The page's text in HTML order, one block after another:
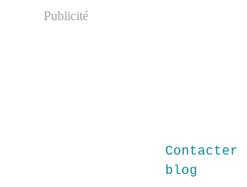
Publicité
blog